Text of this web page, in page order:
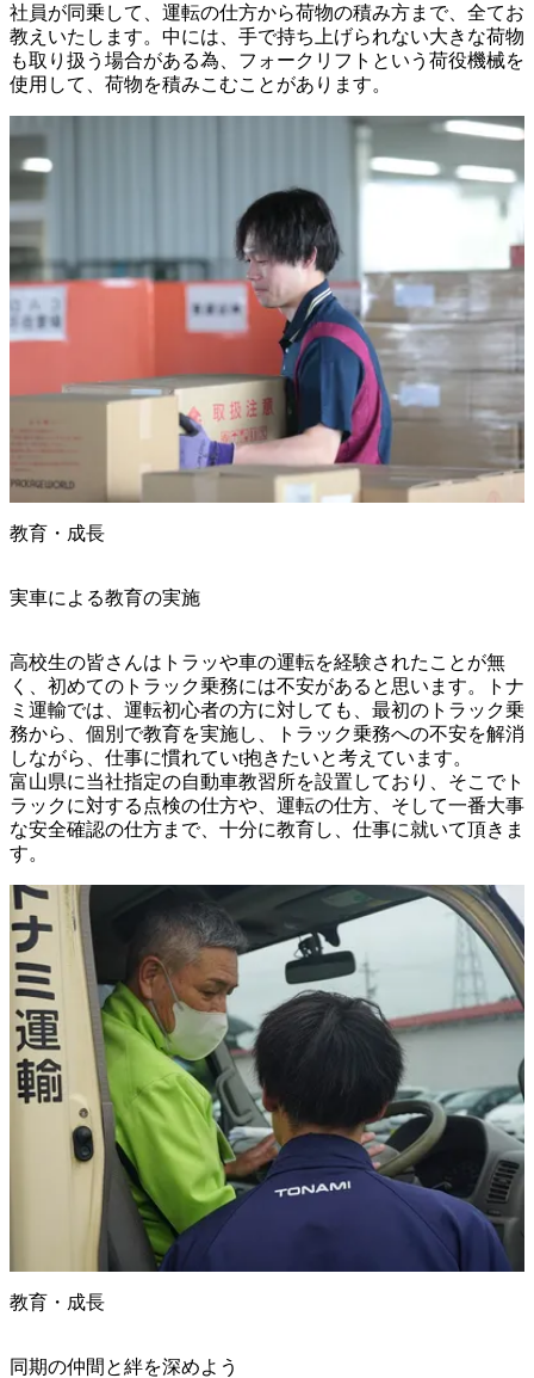
社員が同乗して、運転の仕方から荷物の積み方まで、全てお
教えいたします。中には、手で持ち上げられない大きな荷物
も取り扱う場合がある為、フォークリフトという荷役機械を
使用して、荷物を積みこむことがあります。
教育・成長
実車による教育の実施
高校生の皆さんはトラッや車の運転を経験されたことが無
く、初めてのトラック乗務には不安があると思います。トナ
ミ運輸では、運転初心者の方に対しても、最初のトラック乗
務から、個別で教育を実施し、トラック乗務への不安を解消
しながら、仕事に慣れていt抱きたいと考えています。
富山県に当社指定の自動車教習所を設置しており、そこでト
ラックに対する点検の仕方や、運転の仕方、そして一番大事
な安全確認の仕方まで、十分に教育し、仕事に就いて頂きま
す。
教育・成長
同期の仲間と絆を深めよう